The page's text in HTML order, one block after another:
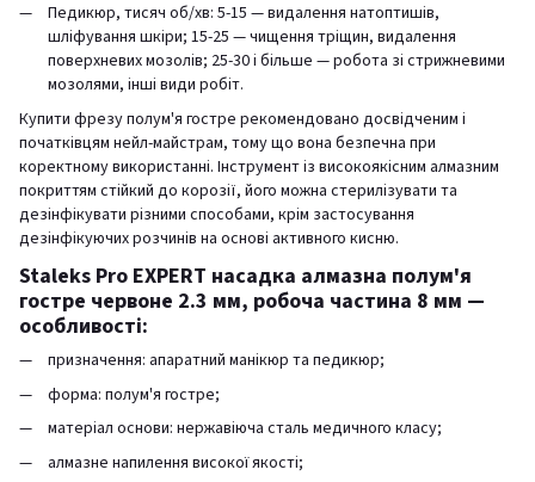
Педикюр, тисяч об/хв: 5-15 — видалення натоптишів,
шліфування шкіри; 15-25 — чищення тріщин, видалення
поверхневих мозолів; 25-30 і більше — робота зі стрижневими
мозолями, інші види робіт.
Купити фрезу полум'я гостре рекомендовано досвідченим і
початківцям нейл-майстрам, тому що вона безпечна при
коректному використанні. Інструмент із високоякісним алмазним
покриттям стійкий до корозії, його можна стерилізувати та
дезінфікувати різними способами, крім застосування
дезінфікуючих розчинів на основі активного кисню.
Staleks Pro EXPERT насадка алмазна полум'я
гостре червоне 2.3 мм, робоча частина 8 мм —
особливості:
призначення: апаратний манікюр та педикюр;
форма: полум'я гостре;
матеріал основи: нержавіюча сталь медичного класу;
алмазне напилення високої якості;